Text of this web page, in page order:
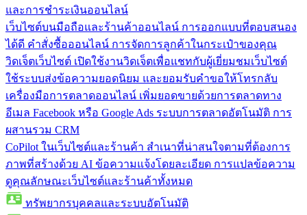
และการชำระเงินออนไลน์
เว็บไซต์บนมือถือและร้านค้าออนไลน์ การออกแบบที่ตอบสนอง
ได้ดี คำสั่งซื้อออนไลน์ การจัดการลูกค้าในกระเป๋าของคุณ
วิดเจ็ตเว็บไซต์ เปิดใช้งานวิดเจ็ตเพื่อแชทกับผู้เยี่ยมชมเว็บไซต์
ใช้ระบบส่งข้อความยอดนิยม และยอมรับคำขอให้โทรกลับ
เครื่องมือการตลาดออนไลน์ เพิ่มยอดขายด้วยการตลาดทาง
อีเมล Facebook หรือ Google Ads ระบบการตลาดอัตโนมัติ การ
ผสานรวม CRM
CoPilot ในเว็บไซต์และร้านค้า สำเนาที่น่าสนใจตามที่ต้องการ
ภาพที่สร้างด้วย AI ข้อความแจ้งโดยละเอียด การแปลข้อความ
ดูคุณลักษณะเว็บไซต์และร้านค้าทั้งหมด
ทรัพยากรบุคคลและระบบอัตโนมัติ